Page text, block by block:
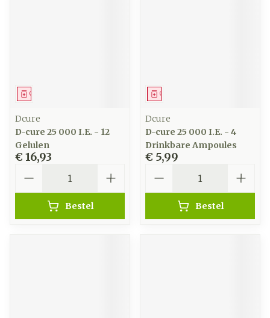
Geneesmiddel
Dcure
D-cure 25 000 I.E. - 12
Gelulen
€ 16,93
Bestel
Geneesmiddel
Dcure
D-cure 25 000 I.E. - 4
Drinkbare Ampoules
€ 5,99
Bestel